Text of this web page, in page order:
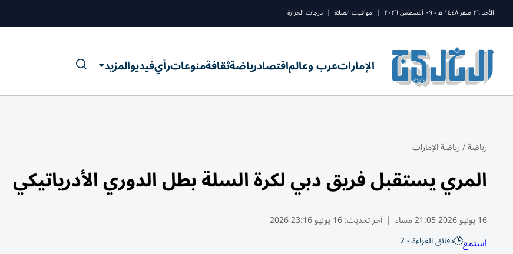
الأحد ٢٦ صفر ١٤٤٨ ه - ٠٩ أغسطس ٢٠٢٦ | مواقيت الصلاة | درجات الحرارة
الإماراتعرب وعالماقتصادرياضةثقافةمنوعاترأيفيديوالمزيد
رياضة/رياضة الإمارات
المري يستقبل فريق دبي لكرة السلة بطل الدوري الأدرياتيكي
16 يونيو 2026 21:05 مساء | آخر تحديث:16 يونيو 23:16 2026
استمع دقائق القراءة - 2